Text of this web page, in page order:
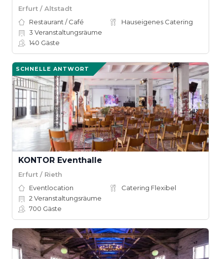
Erfurt / Altstadt
Restaurant / Café
Hauseigenes Catering
3 Veranstaltungsräume
140 Gäste
SCHNELLE ANTWORT
KONTOR Eventhalle
Erfurt / Rieth
Eventlocation
Catering Flexibel
2 Veranstaltungsräume
700 Gäste